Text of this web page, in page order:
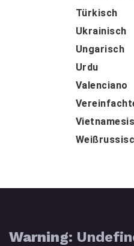
Türkisch
Ukrainisch
Ungarisch
Urdu
Valenciano
Warning: